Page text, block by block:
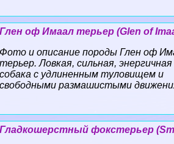
Глен оф Имаал терьер (Glen of
Фото и описание породы Глен оф
терьер. Ловкая, сильная, энергичная
собака с удлиненным туловищем и
свободными размашистыми
Гладкошерстный фокстерьер